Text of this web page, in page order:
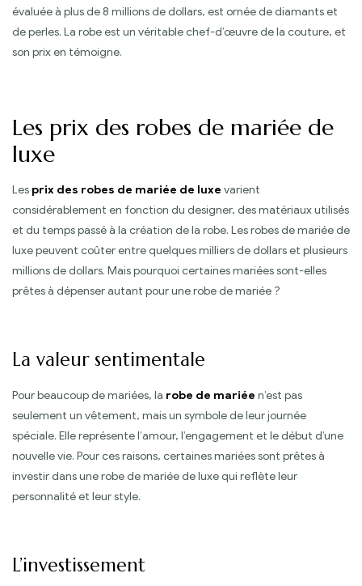
évaluée à plus de 8 millions de dollars, est ornée de diamants et
de perles. La robe est un véritable chef-d’œuvre de la couture, et
son prix en témoigne.
Les prix des robes de mariée de
luxe
Les prix des robes de mariée de luxe varient
considérablement en fonction du designer, des matériaux utilisés
et du temps passé à la création de la robe. Les robes de mariée de
luxe peuvent coûter entre quelques milliers de dollars et plusieurs
millions de dollars. Mais pourquoi certaines mariées sont-elles
prêtes à dépenser autant pour une robe de mariée ?
La valeur sentimentale
Pour beaucoup de mariées, la robe de mariée n’est pas
seulement un vêtement, mais un symbole de leur journée
spéciale. Elle représente l’amour, l’engagement et le début d’une
nouvelle vie. Pour ces raisons, certaines mariées sont prêtes à
investir dans une robe de mariée de luxe qui reflète leur
personnalité et leur style.
L’investissement